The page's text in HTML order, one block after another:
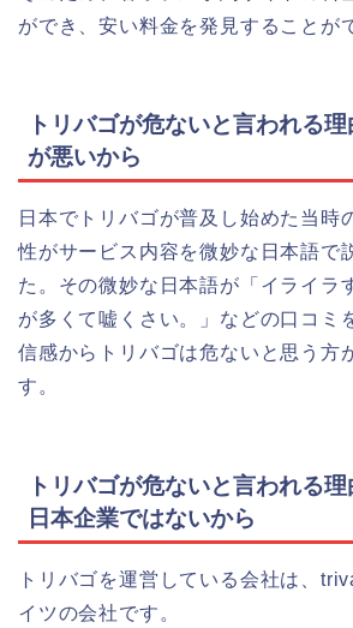
ができ、安い料金を発見することが
トリバゴが危ないと言われる
が悪いから
日本でトリバゴが普及し始めた当時
性がサービス内容を微妙な日本語で
た。その微妙な日本語が「イライラ
が多くて嘘くさい。」などの口コミ
信感からトリバゴは危ないと思う方
す。
トリバゴが危ないと言われる
日本企業ではないから
トリバゴを運営している会社は、
イツの会社です。